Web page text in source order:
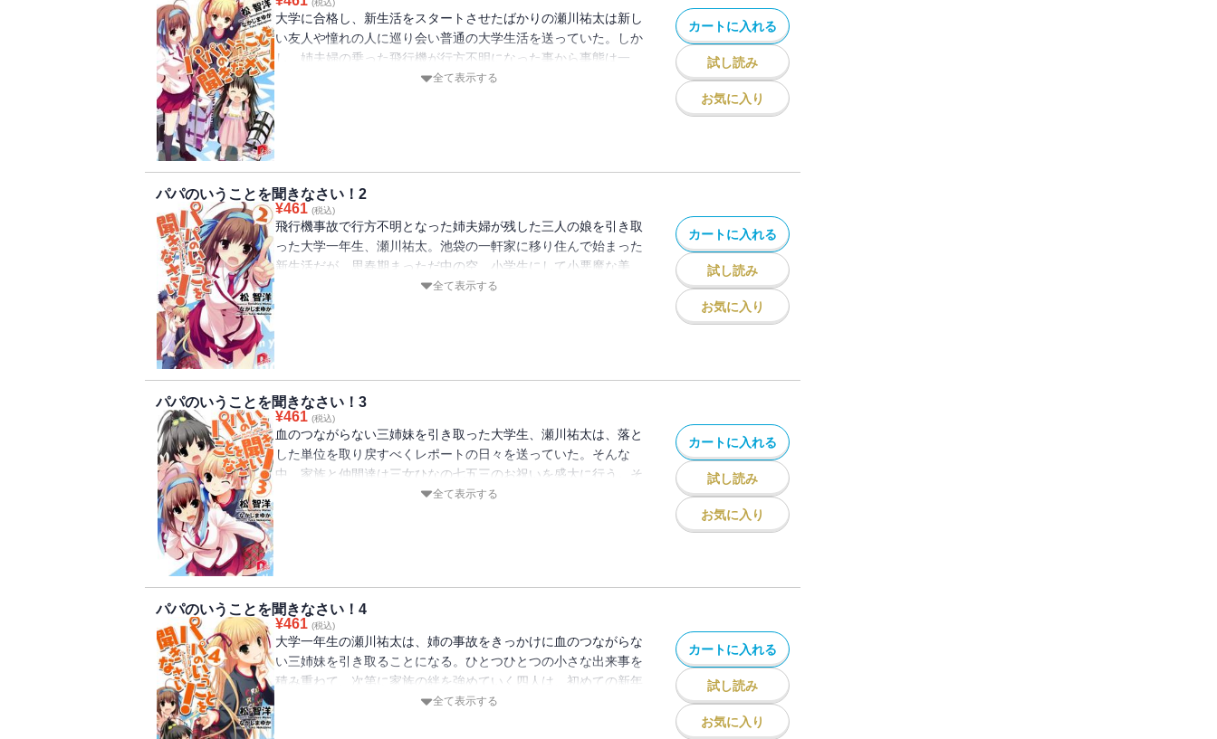
(税込)
大学に合格し、新生活をスタートさせたばかりの瀬川祐太は新し
い友人や憧れの人に巡り会い普通の大学生活を送っていた。しか
し、姉夫婦の乗った飛行機が行方不明になった事から事態は一
変。一人暮らしの六畳間に、中学生の空、小学生の美羽、保育園
全て表示する
カートに入れる
試し読み
お気に入り
パパのいうことを聞きなさい！2
¥461 (税込)
飛行機事故で行方不明となった姉夫婦が残した三人の娘を引き取
った大学一年生、瀬川祐太。池袋の一軒家に移り住んで始まった
新生活だが、思春期まっただ中の空、小学生にして小悪魔な美
羽、まだ両親の事故を理解していない保育園児のひなの三姉妹と
全て表示する
カートに入れる
試し読み
お気に入り
パパのいうことを聞きなさい！3
¥461 (税込)
血のつながらない三姉妹を引き取った大学生、瀬川祐太は、落と
した単位を取り戻すべくレポートの日々を送っていた。そんな
中、家族と仲間達は三女ひなの七五三のお祝いを盛大に行う。そ
の時、祐太は次女美羽に七五三の写真がないことに気づい
全て表示する
カートに入れる
試し読み
お気に入り
パパのいうことを聞きなさい！4
¥461 (税込)
大学一年生の瀬川祐太は、姉の事故をきっかけに血のつながらな
い三姉妹を引き取ることになる。ひとつひとつの小さな出来事を
積み重ねて、次第に家族の絆を強めていく四人は、初めての新年
を支えてくれた仲間達と迎える事になる。そんな折、小鳥遊家に
全て表示する
カートに入れる
試し読み
お気に入り